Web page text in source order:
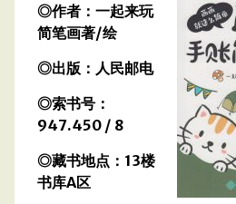
◎作者：一起来玩
简笔画著/绘
◎出版：人民邮电
◎索书号：
947.450 / 8
◎藏书地点：13楼
书库A区